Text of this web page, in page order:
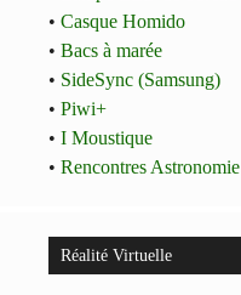
• Casque Homido
• Bacs à marée
• SideSync (Samsung)
• Piwi+
• I Moustique
• Rencontres Astronomie
Réalité Virtuelle